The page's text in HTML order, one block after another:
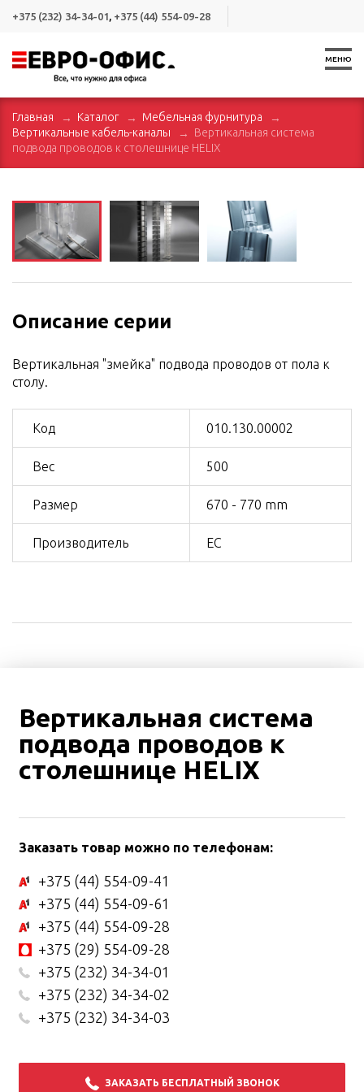
+375 (232) 34-34-01, +375 (44) 554-09-28
МЕНЮ
Главная Каталог
Мебельная фурнитура
Вертикальные кабель-каналы
Вертикальная система
подвода проводов к столешнице HELIX
Описание серии
Вертикальная "змейка" подвода проводов от пола к
столу.
Код 010.130.00002
Вес 500
Размер 670 - 770 mm
Производитель ЕС
Вертикальная система
подвода проводов к
столешнице HELIX
Заказать товар можно по телефонам:
+375 (44) 554-09-41
+375 (44) 554-09-61
+375 (44) 554-09-28
+375 (29) 554-09-28
+375 (232) 34-34-01
+375 (232) 34-34-02
+375 (232) 34-34-03
ЗАКАЗАТЬ БЕСПЛАТНЫЙ ЗВОНОК